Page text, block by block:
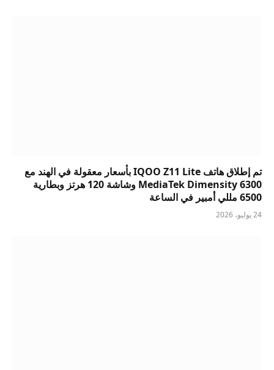
تم إطلاق هاتف IQOO Z11 Lite بأسعار معقولة في الهند مع
MediaTek Dimensity 6300 وشاشة 120 هرتز وبطارية
6500 مللي أمبير في الساعة
24 يوليو، 2026